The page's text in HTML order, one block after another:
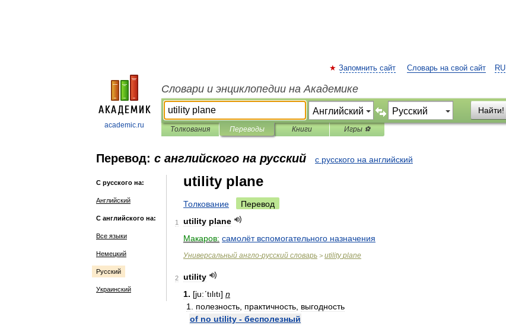
academic.ru
RU
Запомнить сайт Словарь на свой сайт
Словари и энциклопедии на Академике
Найти!
Толкования Переводы Книги Игры ⚽
Перевод: с английского на русский с русского на английский
С русского на:
Английский
С английского на:
Все языки
Немецкий
Русский
Украинский
utility plane
Толкование Перевод
1 utility plane
Макаров: самолёт вспомогательного назначения
Универсальный англо-русский словарь > utility plane
2
utility
1. [ju:ʹtılıtı] n
1
полезность практичность выгодность
of no utility - бесполезный